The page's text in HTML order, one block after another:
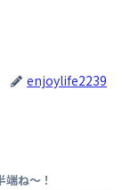
enjoylife2239
ね～！